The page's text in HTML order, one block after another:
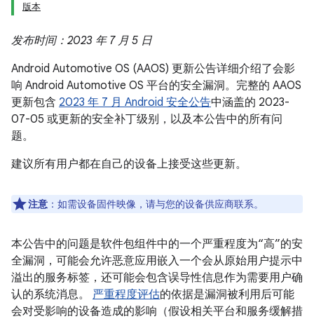
版本
发布时间：2023 年 7 月 5 日
Android Automotive OS (AAOS) 更新公告详细介绍了会影
响 Android Automotive OS 平台的安全漏洞。完整的 AAOS
更新包含 2023 年 7 月 Android 安全公告中涵盖的 2023-
07-05 或更新的安全补丁级别，以及本公告中的所有问
题。
建议所有用户都在自己的设备上接受这些更新。
注意 ：如需设备固件映像，请与您的设备供应商联系。
本公告中的问题是软件包组件中的一个严重程度为“高”的安
全漏洞，可能会允许恶意应用嵌入一个会从原始用户提示中
溢出的服务标签，还可能会包含误导性信息作为需要用户确
认的系统消息。 严重程度评估的依据是漏洞被利用后可能
会对受影响的设备造成的影响（假设相关平台和服务缓解措